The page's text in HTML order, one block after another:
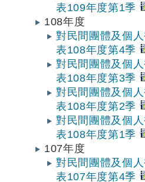
表109年度第1季
108年度
對民間團體及個
表108年度第4季
對民間團體及個
表108年度第3季
對民間團體及個
表108年度第2季
對民間團體及個
表108年度第1季
107年度
對民間團體及個
表107年度第4季